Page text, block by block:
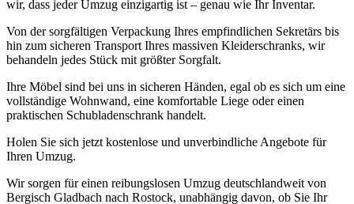
wir, dass jeder Umzug einzigartig ist – genau wie Ihr Inventar.
Von der sorgfältigen Verpackung Ihres empfindlichen Sekretärs bis
hin zum sicheren Transport Ihres massiven Kleiderschranks, wir
behandeln jedes Stück mit größter Sorgfalt.
Ihre Möbel sind bei uns in sicheren Händen, egal ob es sich um eine
vollständige Wohnwand, eine komfortable Liege oder einen
praktischen Schubladenschrank handelt.
Holen Sie sich jetzt kostenlose und unverbindliche Angebote für
Ihren Umzug.
Wir sorgen für einen reibungslosen Umzug deutschlandweit von
Bergisch Gladbach nach Rostock, unabhängig davon, ob Sie Ihr